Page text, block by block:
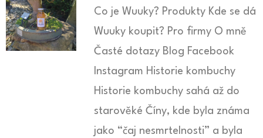
Co je Wuuky? Produkty Kde se dá
Wuuky koupit? Pro firmy O mně
Časté dotazy Blog Facebook
Instagram Historie kombuchy
Historie kombuchy sahá až do
starověké Číny, kde byla známa
jako “čaj nesmrtelnosti” a byla